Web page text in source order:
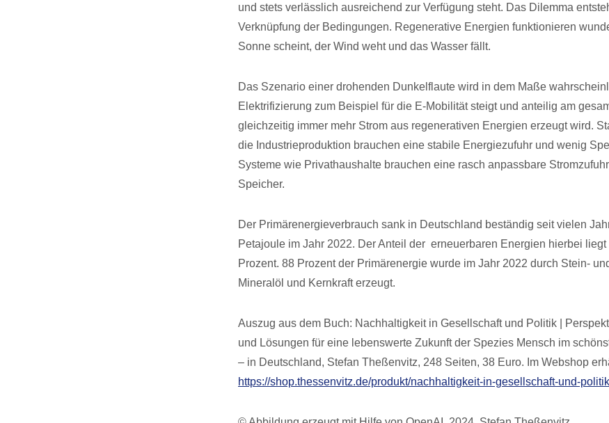
und stets verlässlich ausreichend zur Verfügung steht. Das Dilemma
Verknüpfung der Bedingungen. Regenerative Energien funktionieren
Sonne scheint, der Wind weht und das Wasser fällt.
Das Szenario einer drohenden Dunkelflaute wird in dem Maße
Elektrifizierung zum Beispiel für die E-Mobilität steigt und anteilig am
gleichzeitig immer mehr Strom aus regenerativen Energien erzeugt wird.
die Industrieproduktion brauchen eine stabile Energiezufuhr und wenig
Systeme wie Privathaushalte brauchen eine rasch anpassbare
Speicher.
Der Primärenergieverbrauch sank in Deutschland beständig seit vielen
Petajoule im Jahr 2022. Der Anteil der erneuerbaren Energien hierbei
Prozent. 88 Prozent der Primärenergie wurde im Jahr 2022 durch Stein-
Mineralöl und Kernkraft erzeugt.
Auszug aus dem Buch: Nachhaltigkeit in Gesellschaft und Politik |
und Lösungen für eine lebenswerte Zukunft der Spezies Mensch im
– in Deutschland, Stefan Theßenvitz, 248 Seiten, 38 Euro. Im Webshop
https://shop.thessenvitz.de/produkt/nachhaltigkeit-in-gesellschaft-und-